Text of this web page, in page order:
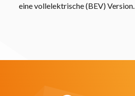
eine vollelektrische (BEV) Version.